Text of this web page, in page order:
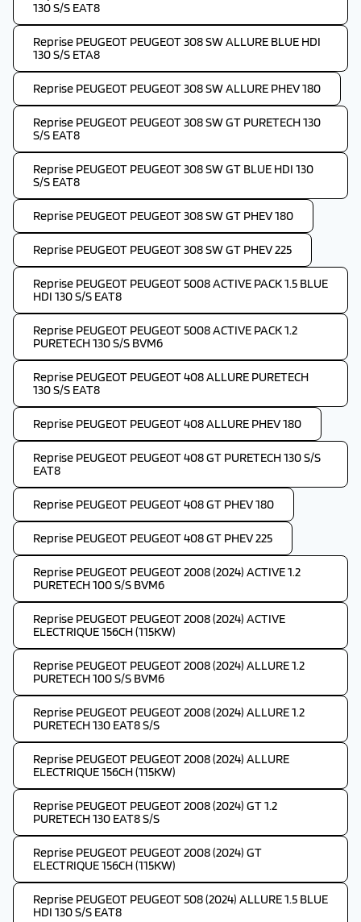
130 S/S EAT8
Reprise PEUGEOT PEUGEOT 308 SW ALLURE BLUE HDI
130 S/S ETA8
Reprise PEUGEOT PEUGEOT 308 SW ALLURE PHEV 180
Reprise PEUGEOT PEUGEOT 308 SW GT PURETECH 130
S/S EAT8
Reprise PEUGEOT PEUGEOT 308 SW GT BLUE HDI 130
S/S EAT8
Reprise PEUGEOT PEUGEOT 308 SW GT PHEV 180
Reprise PEUGEOT PEUGEOT 308 SW GT PHEV 225
Reprise PEUGEOT PEUGEOT 5008 ACTIVE PACK 1.5 BLUE
HDI 130 S/S EAT8
Reprise PEUGEOT PEUGEOT 5008 ACTIVE PACK 1.2
PURETECH 130 S/S BVM6
Reprise PEUGEOT PEUGEOT 408 ALLURE PURETECH
130 S/S EAT8
Reprise PEUGEOT PEUGEOT 408 ALLURE PHEV 180
Reprise PEUGEOT PEUGEOT 408 GT PURETECH 130 S/S
EAT8
Reprise PEUGEOT PEUGEOT 408 GT PHEV 180
Reprise PEUGEOT PEUGEOT 408 GT PHEV 225
Reprise PEUGEOT PEUGEOT 2008 (2024) ACTIVE 1.2
PURETECH 100 S/S BVM6
Reprise PEUGEOT PEUGEOT 2008 (2024) ACTIVE
ELECTRIQUE 156CH (115KW)
Reprise PEUGEOT PEUGEOT 2008 (2024) ALLURE 1.2
PURETECH 100 S/S BVM6
Reprise PEUGEOT PEUGEOT 2008 (2024) ALLURE 1.2
PURETECH 130 EAT8 S/S
Reprise PEUGEOT PEUGEOT 2008 (2024) ALLURE
ELECTRIQUE 156CH (115KW)
Reprise PEUGEOT PEUGEOT 2008 (2024) GT 1.2
PURETECH 130 EAT8 S/S
Reprise PEUGEOT PEUGEOT 2008 (2024) GT
ELECTRIQUE 156CH (115KW)
Reprise PEUGEOT PEUGEOT 508 (2024) ALLURE 1.5 BLUE
HDI 130 S/S EAT8